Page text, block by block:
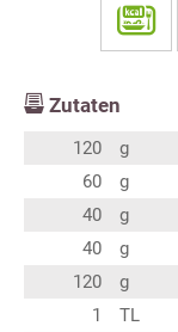
Zutaten
120 g
60
g
40
g
40
g
120
g
1
TL